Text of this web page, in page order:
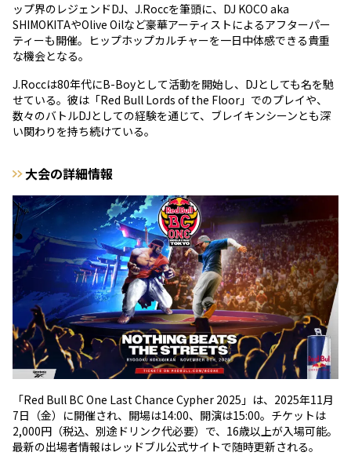
ップ界のレジェンドDJ、J.Roccを筆頭に、DJ KOCO aka
SHIMOKITAやOlive Oilなど豪華アーティストによるアフターパー
ティーも開催。ヒップホップカルチャーを一日中体感できる貴重
な機会となる。
J.Roccは80年代にB-Boyとして活動を開始し、DJとしても名を馳
せている。彼は「Red Bull Lords of the Floor」でのプレイや、
数々のバトルDJとしての経験を通じて、ブレイキンシーンとも深
い関わりを持ち続けている。
大会の詳細情報
「Red Bull BC One Last Chance Cypher 2025」は、2025年11月
7日（金）に開催され、開場は14:00、開演は15:00。チケットは
2,000円（税込、別途ドリンク代必要）で、16歳以上が入場可能。
最新の出場者情報はレッドブル公式サイトで随時更新される。